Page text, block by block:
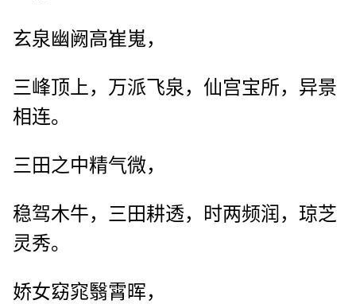
玄泉幽阙高崔嵬，
三峰顶上，万派飞泉，仙宫宝所，异景
相连。
三田之中精气微，
稳驾木牛，三田耕透，时两频润，琼芝
灵秀。
娇女窈窕翳霄晖，